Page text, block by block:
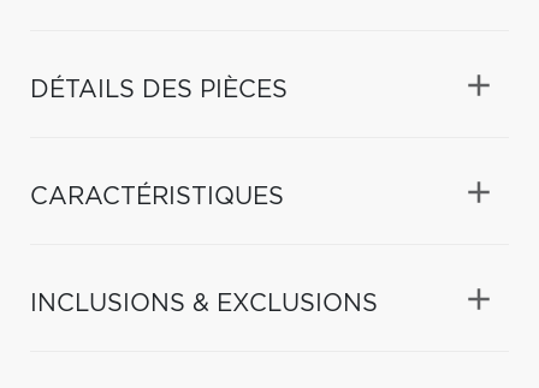
DÉTAILS DES PIÈCES
CARACTÉRISTIQUES
INCLUSIONS & EXCLUSIONS